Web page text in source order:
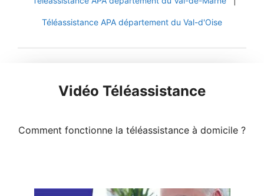
Téléassistance APA département du Val-d'Oise
Vidéo Téléassistance
Comment fonctionne la téléassistance à domicile ?